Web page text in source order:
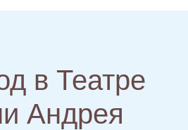
в Театре
Андрея